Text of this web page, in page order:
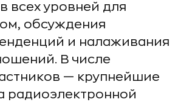
всех уровней для
обсуждения
и налаживания
В числе
— крупнейшие
радиоэлектронной